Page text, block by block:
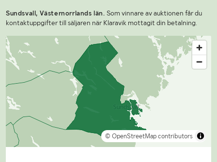
Sundsvall, Västernorrlands län. Som vinnare av auktionen får du
kontaktuppgifter till säljaren när Klaravik mottagit din betalning.
© OpenStreetMap contributors